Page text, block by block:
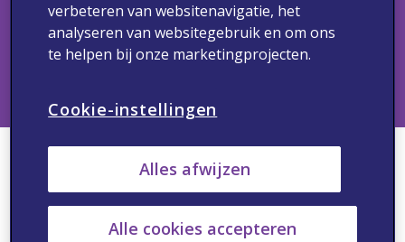
Copyright 2024 Viatris. Alle rechten voorbehouden.
Deze communicatie is enkel bestemd voor de geadresseerde
beroepsbeoefenaren in de gezondheidszorg, werkzaam in
verbeteren van websitenavigatie, het
analyseren van websitegebruik en om ons
te helpen bij onze marketingprojecten.
Cookie-instellingen
Alles afwijzen
Alle cookies accepteren